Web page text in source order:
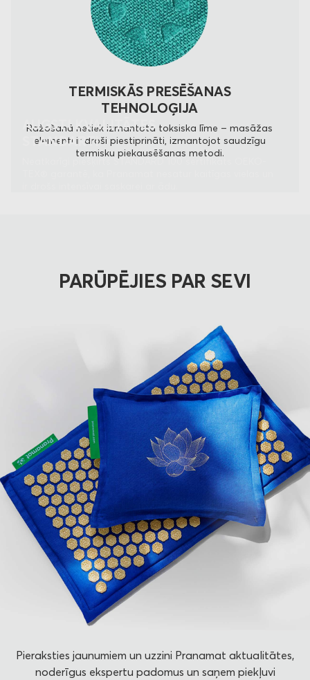
TERMISKĀS PRESĒŠANAS
TEHNOLOĢIJA
Ražošanā netiek izmantota toksiska līme – masāžas
elementi ir droši piestiprināti, izmantojot saudzīgu
termisku piekausēšanas metodi.
AUGSTI KVALITĀTES
STANDARTI
Neatkarīgi piešķirts STANDARD 100 sertifikāts OEKO-
PARŪPĒJIES PAR SEVI
Pieraksties jaunumiem un uzzini Pranamat aktualitātes,
noderīgus ekspertu padomus un saņem piekļuvi